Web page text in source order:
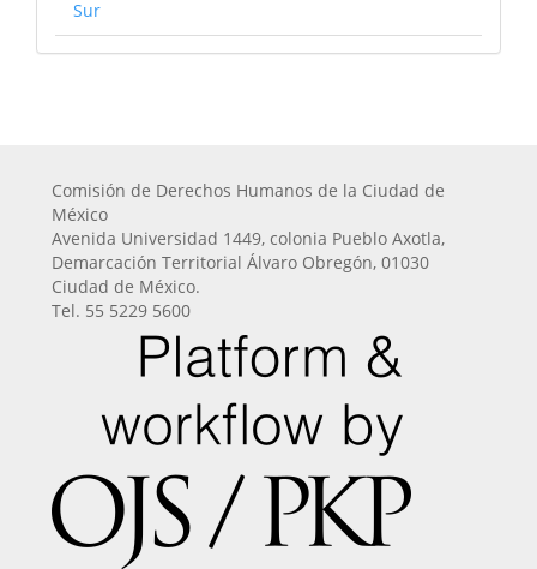
Sur
Comisión de Derechos Humanos de la Ciudad de
México
Avenida Universidad 1449, colonia Pueblo Axotla,
Demarcación Territorial Álvaro Obregón, 01030
Ciudad de México.
Tel. 55 5229 5600